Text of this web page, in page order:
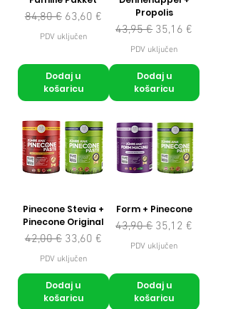
Redovna cijena
84,80 € Cijena s popustom
63,60 €
PDV uključen
Dodaj u
košaricu
Propolis
Redovna cijena
43,95 € Cijena s
35,16 €
PDV uključen
Dodaj u
košaricu
Pinecone Stevia +
Pinecone Original
Redovna cijena
42,00 € Cijena s popustom
33,60 €
PDV uključen
Dodaj u
košaricu
Form + Pinecone
Redovna cijena
43,90 € Cijena s
35,12 €
PDV uključen
Dodaj u
košaricu